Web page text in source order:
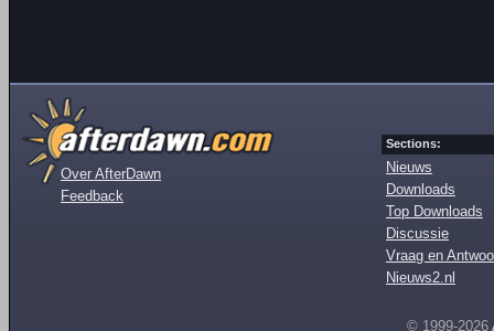
Over AfterDawn
Feedback
Sections:
Nieuws
Downloads
Top Downloads
Discussie
Vraag en
Nieuws2.nl
© 1999-2026